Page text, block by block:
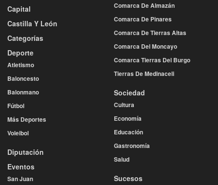
Capital
Castilla Y León
Categorías
Deporte
Atletismo
Baloncesto
Balonmano
Fútbol
Más Deportes
Voleibol
Diputación
Eventos
San Juan
Comarca De Almazán
Comarca De Pinares
Comarca De Tierras Altas
Comarca Del Moncayo
Comarca Tierras Del Burgo
Tierras De Medinaceli
Sociedad
Cultura
Economía
Educación
Gastronomía
Salud
Sucesos